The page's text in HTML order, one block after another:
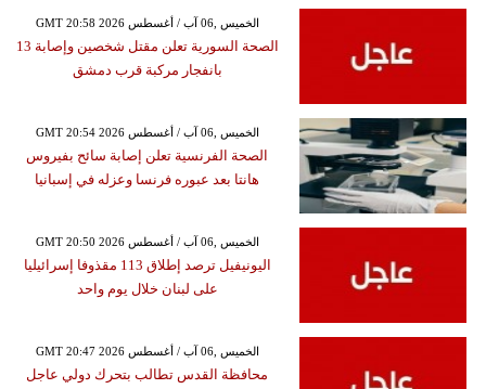
GMT 20:58 2026 الخميس ,06 آب / أغسطس
الصحة السورية تعلن مقتل شخصين وإصابة 13
بانفجار مركبة قرب دمشق
GMT 20:54 2026 الخميس ,06 آب / أغسطس
الصحة الفرنسية تعلن إصابة سائح بفيروس
هانتا بعد عبوره فرنسا وعزله في إسبانيا
GMT 20:50 2026 الخميس ,06 آب / أغسطس
اليونيفيل ترصد إطلاق 113 مقذوفا إسرائيليا
على لبنان خلال يوم واحد
GMT 20:47 2026 الخميس ,06 آب / أغسطس
محافظة القدس تطالب بتحرك دولي عاجل